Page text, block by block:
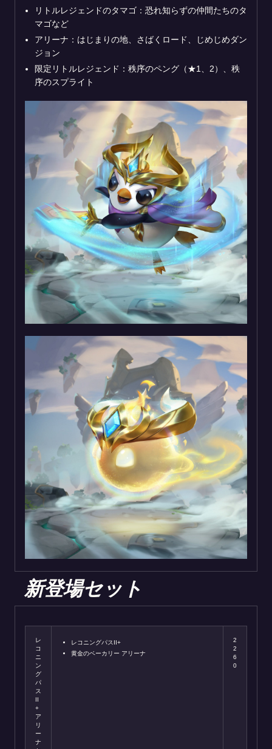
リトルレジェンドのタマゴ：恐れ知らずの仲間たちのタ
マゴなど
アリーナ：はじまりの地、さばくロード、じめじめダン
ジョン
限定リトルレジェンド：秩序のペング（★1、2）、秩
序のスプライト
新登場セット
レ
コ
ニ
ン
グ
パ
ス
II
+
ア
リ
ー
ナ
レコニングパスII+
黄金のベーカリー アリーナ
2
2
6
0